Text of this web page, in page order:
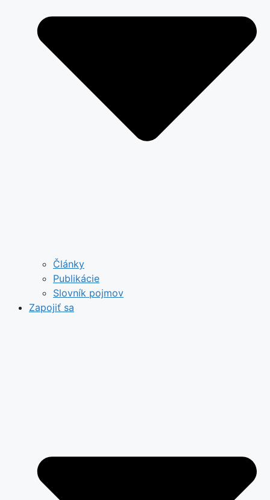
Články
Publikácie
Slovník pojmov
Zapojiť sa